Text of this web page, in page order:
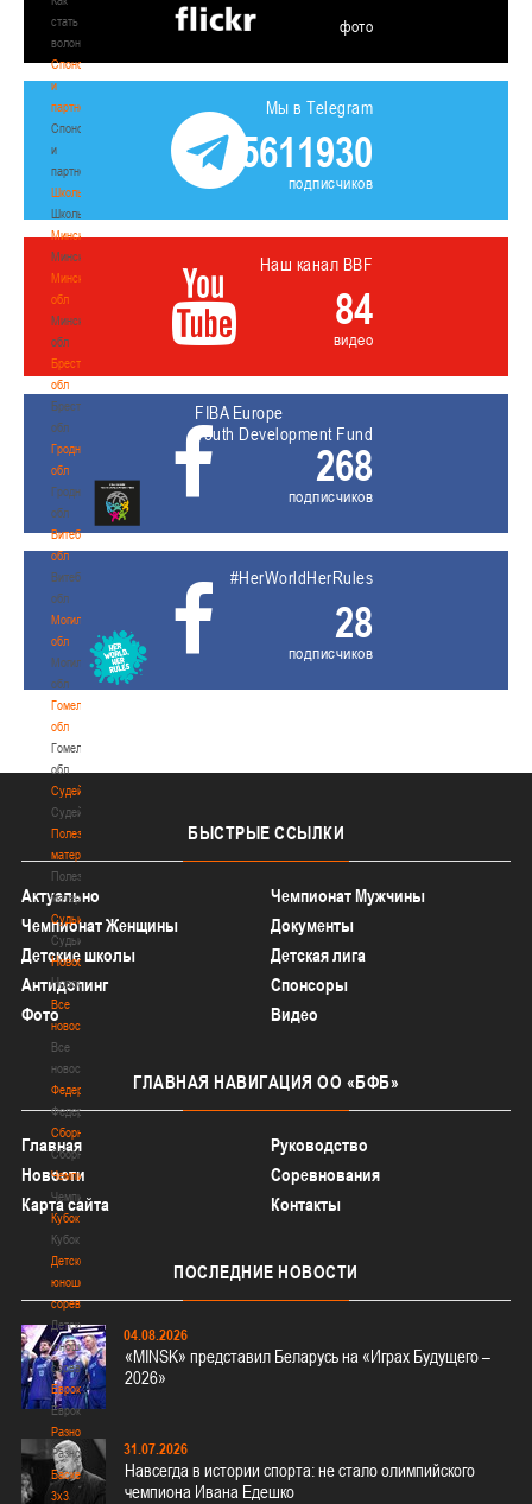
стать
волонтером
Спонсоры
и
партнеры
Спонсоры
и
партнеры
Школы
Школы
Минск
Минск
Минская
обл
Минская
обл
Брестская
обл
Брестская
обл
Гродненская
обл
Гродненская
обл
Витебская
обл
Витебская
обл
Могилевская
обл
Могилевская
обл
Гомельская
обл
Гомельская
обл
Судейство
Судейство
Полезные
материалы
Полезные
материалы
Судьи
Судьи
Новости
Новости
Все
новости
Все
новости
Федерация
Федерация
Сборные
Сборные
Чемпионат
Чемпионат
Кубок
Кубок
Детско-
юношеские
соревнования
Детско-
юношеские
соревнования
Еврокубки
Еврокубки
Разное
Разное
Баскетбол
3х3
фото
Мы в Telegram
5611930
подписчиков
Наш канал BBF
84
видео
FIBA Europe
Youth Development Fund
268
подписчиков
#HerWorldHerRules
28
подписчиков
БЫСТРЫЕ ССЫЛКИ
Актуально
Чемпионат Мужчины
Чемпионат Женщины
Документы
Детские школы
Детская лига
Антидопинг
Спонсоры
Фото
Видео
ГЛАВНАЯ НАВИГАЦИЯ ОО «БФБ»
Главная
Руководство
Новости
Соревнования
Карта сайта
Контакты
ПОСЛЕДНИЕ НОВОСТИ
04.08.2026
«MINSK» представил Беларусь на «Играх Будущего –
2026»
31.07.2026
Навсегда в истории спорта: не стало олимпийского
чемпиона Ивана Едешко